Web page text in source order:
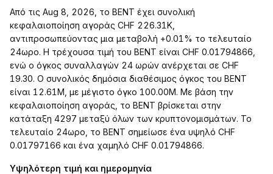
Από τις Aug 8, 2026, το BENT έχει συνολική
κεφαλαιοποίηση αγοράς CHF 226.31K,
αντιπροσωπεύοντας μια μεταβολή +0.01% το τελευταίο
24ωρο. Η τρέχουσα τιμή του BENT είναι CHF 0.01794866,
ενώ ο όγκος συναλλαγών 24 ωρών ανέρχεται σε CHF
19.30. Ο συνολικός δημόσια διαθέσιμος όγκος του BENT
είναι 12.61M, με μέγιστο όγκο 100.00M. Με βάση την
κεφαλαιοποίηση αγοράς, το BENT βρίσκεται στην
κατάταξη 4297 μεταξύ όλων των κρυπτονομισμάτων. Το
τελευταίο 24ωρο, το BENT σημείωσε ένα υψηλό CHF
0.01797166 και ένα χαμηλό CHF 0.01794866.
Υψηλότερη τιμή και ημερομηνία